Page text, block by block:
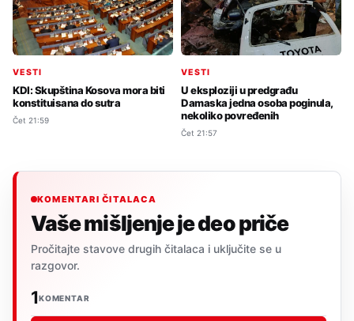
VESTI
KDI: Skupština Kosova mora biti
konstituisana do sutra
Čet 21:59
VESTI
U eksploziji u predgrađu
Damaska jedna osoba poginula,
nekoliko povređenih
Čet 21:57
KOMENTARI ČITALACA
Vaše mišljenje je deo priče
Pročitajte stavove drugih čitalaca i uključite se u
razgovor.
1KOMENTAR